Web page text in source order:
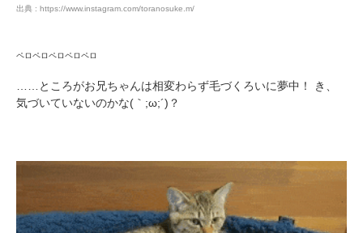
出典 : https://www.instagram.com/toranosuke.m/
ペロペロペロペロペロ
……ところがお兄ちゃんは相変わらず毛づくろいに夢中！ き、
気づいていないのかな(｀;ω;´)？